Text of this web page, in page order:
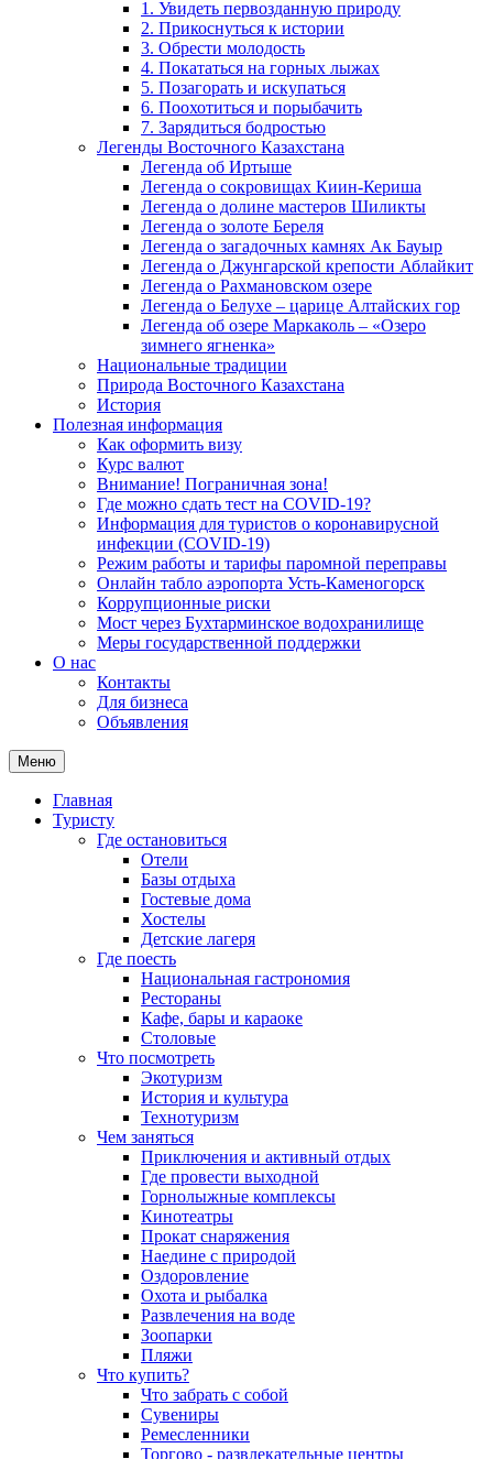
1. Увидеть первозданную природу
2. Прикоснуться к истории
3. Обрести молодость
4. Покататься на горных лыжах
5. Позагорать и искупаться
6. Поохотиться и порыбачить
7. Зарядиться бодростью
Легенды Восточного Казахстана
Легенда об Иртыше
Легенда о сокровищах Киин-Кериша
Легенда о долине мастеров Шиликты
Легенда о золоте Береля
Легенда о загадочных камнях Ак Бауыр
Легенда о Джунгарской крепости Аблайкит
Легенда о Рахмановском озере
Легенда о Белухе – царице Алтайских гор
Легенда об озере Маркаколь – «Озеро
зимнего ягненка»
Национальные традиции
Природа Восточного Казахстана
История
Полезная информация
Как оформить визу
Курс валют
Внимание! Пограничная зона!
Где можно сдать тест на COVID-19?
Информация для туристов о коронавирусной
инфекции (COVID-19)
Режим работы и тарифы паромной переправы
Онлайн табло аэропорта Усть-Каменогорск
Коррупционные риски
Мост через Бухтарминское водохранилище
Меры государственной поддержки
О нас
Контакты
Для бизнеса
Объявления
Меню
Главная
Туристу
Где остановиться
Отели
Базы отдыха
Гостевые дома
Хостелы
Детские лагеря
Где поесть
Национальная гастрономия
Рестораны
Кафе, бары и караоке
Столовые
Что посмотреть
Экотуризм
История и культура
Технотуризм
Чем заняться
Приключения и активный отдых
Где провести выходной
Горнолыжные комплексы
Кинотеатры
Прокат снаряжения
Наедине с природой
Оздоровление
Охота и рыбалка
Развлечения на воде
Зоопарки
Пляжи
Что купить?
Что забрать с собой
Сувениры
Ремесленники
Торгово - развлекательные центры